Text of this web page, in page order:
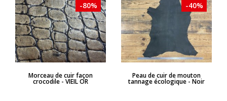
APERÇU RAPIDE
-80%
Morceau de cuir façon
crocodile - VIEIL OR
APERÇU RAPIDE
-40%
Peau de cuir de mouton
tannage écologique - Noir